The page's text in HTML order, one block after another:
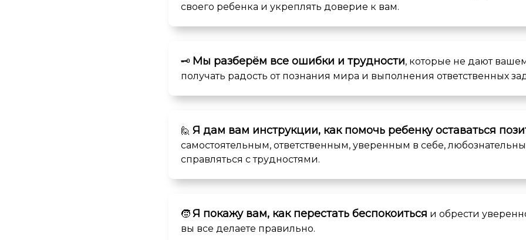
своего ребенка и укреплять доверие к вам.
🗝️ Мы разберём все ошибки и трудности, которые не дают
получать радость от познания мира и выполнения ответственных
🙋 Я дам вам инструкции, как помочь ребенку оставаться
самостоятельным, ответственным, уверенным в себе,
справляться с трудностями.
🧒 Я покажу вам, как перестать беспокоиться и обрести
вы все делаете правильно.